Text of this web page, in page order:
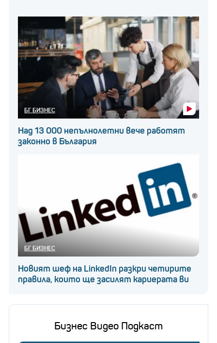
БГ БИЗНЕС
Над 13 000 непълнолетни вече работят
законно в България
БГ БИЗНЕС
Новият шеф на LinkedIn разкри четирите
правила, които ще засилят кариерата ви
Бизнес Видео Подкаст